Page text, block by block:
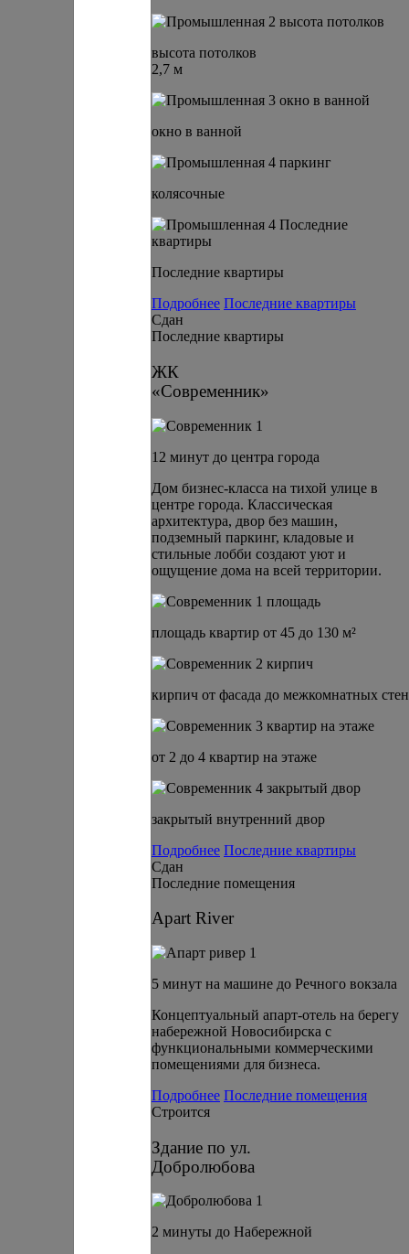
высота потолков
2,7 м
окно в ванной
колясочные
Последние квартиры
Подробнее Последние квартиры
Сдан
Последние квартиры
ЖК
«Современник»
12 минут до центра города
Дом бизнес-класса на тихой улице в
центре города. Классическая
архитектура, двор без машин,
подземный паркинг, кладовые и
стильные лобби создают уют и
ощущение дома на всей территории.
площадь квартир от 45 до 130 м²
кирпич от фасада до межкомнатных стен
от 2 до 4 квартир на этаже
закрытый внутренний двор
Подробнее Последние квартиры
Сдан
Последние помещения
Apart River
5 минут на машине до Речного вокзала
Концептуальный апарт-отель на берегу
набережной Новосибирска с
функциональными коммерческими
помещениями для бизнеса.
Подробнее Последние помещения
Строится
Здание по ул.
Добролюбова
2 минуты до Набережной